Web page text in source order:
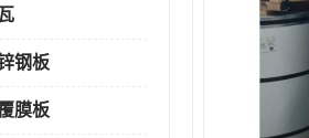
钢板
膜板